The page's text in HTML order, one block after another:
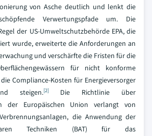
von Asche deutlich und lenkt die
Verwertungspfade um. Die
der US-Umweltschutzbehörde EPA, die
wurde, erweiterte die Anforderungen an
und verschärfte die Fristen für die
für nicht konforme
Compliance-Kosten für Energieversorger
steigen.[2]Die Richtlinie über
der Europäischen Union verlangt von
die Anwendung der
Techniken (BAT) für das